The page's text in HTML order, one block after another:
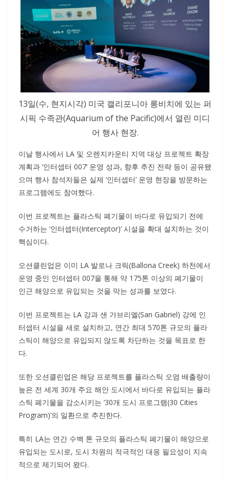
13일(수, 현지시각) 미국 캘리포니아 롱비치에 있는 퍼
시픽 수족관(Aquarium of the Pacific)에서 열린 미디
어 행사 현장.
이날 행사에서 LA 및 오렌지카운티 지역 대상 프로젝트 확장
계획과 ‘인터셉터 007’ 운영 성과, 향후 추진 전략 등이 공유됐
으며 행사 참석자들은 실제 ‘인터셉터’ 운영 현장을 방문하는
프로그램에도 참여했다.
이번 프로젝트는 플라스틱 폐기물이 바다로 유입되기 전에
수거하는 ‘인터셉터(Interceptor)’ 시설을 확대 설치하는 것이
핵심이다.
오션클린업은 이미 LA 발로나 크릭(Ballona Creek) 하천에서
운영 중인 인터셉터 007을 통해 약 175톤 이상의 폐기물이
인근 해양으로 유입되는 것을 막는 성과를 보였다.
이번 프로젝트는 LA 강과 샌 가브리엘(San Gabriel) 강에 인
터셉터 시설을 새로 설치하고, 연간 최대 570톤 규모의 플라
스틱이 해양으로 유입되지 않도록 차단하는 것을 목표로 한
다.
또한 오션클린업은 해당 프로젝트를 플라스틱 오염 배출량이
높은 전 세계 30개 주요 해안 도시에서 바다로 유입되는 플라
스틱 폐기물을 감소시키는 ’30개 도시 프로그램(30 Cities
Program)’의 일환으로 추진한다.
특히 LA는 연간 수백 톤 규모의 플라스틱 폐기물이 해양으로
유입되는 도시로, 도시 차원의 적극적인 대응 필요성이 지속
적으로 제기되어 왔다.